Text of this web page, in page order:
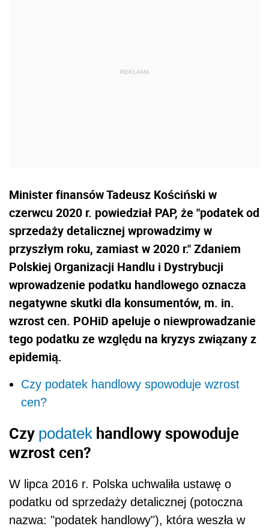
Minister finansów Tadeusz Kościński w
czerwcu 2020 r. powiedział PAP, że "podatek od
sprzedaży detalicznej wprowadzimy w
przyszłym roku, zamiast w 2020 r." Zdaniem
Polskiej Organizacji Handlu i Dystrybucji
wprowadzenie podatku handlowego oznacza
negatywne skutki dla konsumentów, m. in.
wzrost cen. POHiD apeluje o niewprowadzanie
tego podatku ze względu na kryzys związany z
epidemią.
Czy podatek handlowy spowoduje wzrost
cen?
Czy podatek handlowy spowoduje
wzrost cen?
W lipca 2016 r. Polska uchwaliła ustawę o
podatku od sprzedaży detalicznej (potoczna
nazwa: "podatek handlowy"), która weszła w